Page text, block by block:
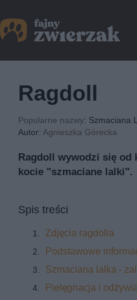
Ragdoll
Popularne nazwy: Szmaciana
Autor: Agnieszka Górecka
Ragdoll wywodzi się od
kocie "szmaciane lalki".
Spis treści
Zdjęcia ragdolla
Podstawowe
Szmaciana lalka -
Pielęgnacja i